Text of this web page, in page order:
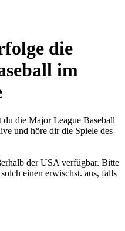
die
im
die Major League Baseball
und höre dir die Spiele des
der USA verfügbar. Bitte
einen erwischst. aus, falls